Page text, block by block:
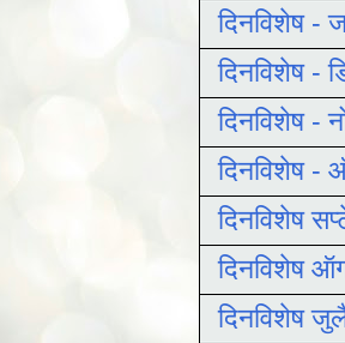
दिनविशेष -
दिनविशेष -
दिनविशेष -
दिनविशेष -
दिनविशेष
दिनविशेष
दिनविशेष